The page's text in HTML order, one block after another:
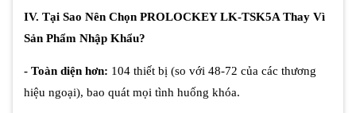
IV. Tại Sao Nên Chọn PROLOCKEY LK-TSK5A Thay Vì
Sản Phẩm Nhập Khẩu?
- Toàn diện hơn: 104 thiết bị (so với 48-72 của các thương
hiệu ngoại), bao quát mọi tình huống khóa.